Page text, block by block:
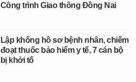
Công trình Giao thông Đồng Nai
Lập khống hồ sơ bệnh nhân, chiếm
đoạt thuốc bảo hiểm y tế, 7 cán bộ
bị khởi tố